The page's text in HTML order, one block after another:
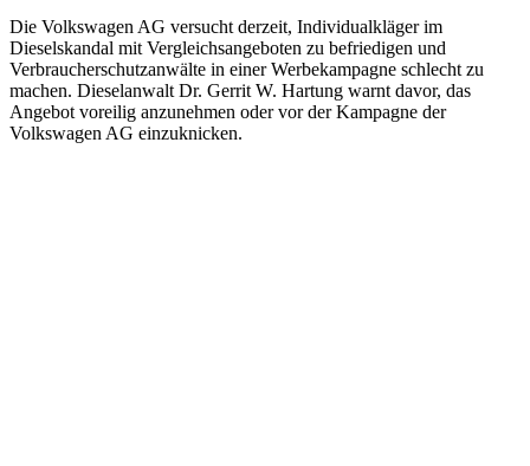
Die Volkswagen AG versucht derzeit, Individualkläger im
Dieselskandal mit Vergleichsangeboten zu befriedigen und
Verbraucherschutzanwälte in einer Werbekampagne schlecht zu
machen. Dieselanwalt Dr. Gerrit W. Hartung warnt davor, das
Angebot voreilig anzunehmen oder vor der Kampagne der
Volkswagen AG einzuknicken.